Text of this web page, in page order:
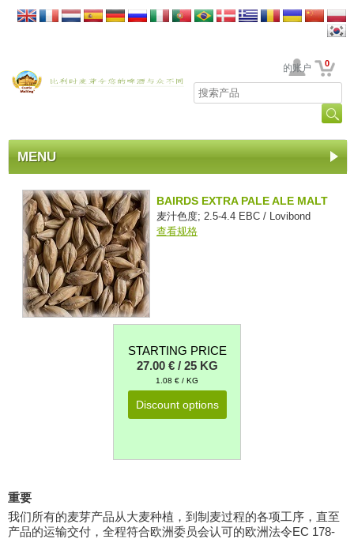
贵公司的账户 0
MENU
BAIRDS EXTRA PALE ALE MALT
麦汁色度; 2.5-4.4 EBC / Lovibond
查看规格
STARTING PRICE
27.00 € / 25 KG
1.08 € / KG
Discount options
重要
我们所有的麦芽产品从大麦种植，到制麦过程的各项工序，直至
产品的运输交付，全程符合欧洲委员会认可的欧洲法令EC 178-